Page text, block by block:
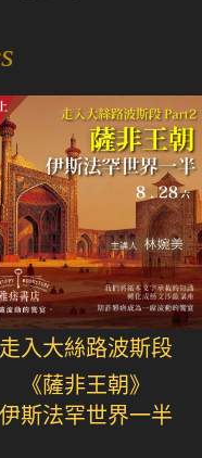
走入大絲路波斯段
《薩非王朝》
伊斯法罕世界一半